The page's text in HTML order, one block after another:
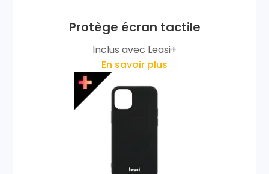
Protège écran tactile
Inclus avec Leasi+
En savoir plus